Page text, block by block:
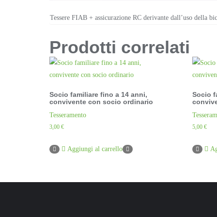
Tessere FIAB + assicurazione RC derivante dall’uso della
Prodotti correlati
Socio familiare fino a 14 anni,
convivente con socio ordinario
Tesseramento
3,00 €
Aggiungi al carrello
Socio
5,00 €